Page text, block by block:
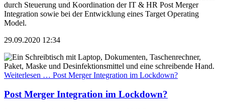
durch Steuerung und Koordination der IT & HR Post Merger
Integration sowie bei der Entwicklung eines Target Operating
Model.
29.09.2020 12:34
Weiterlesen … Post Merger Integration im Lockdown?
Post Merger Integration im Lockdown?